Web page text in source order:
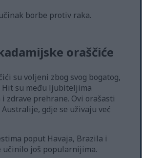
borbe protiv raka.
oraščiće
su voljeni zbog svog bogatog,
Hit su među ljubiteljima
zdrave prehrane. Ovi orašasti
gdje se uživaju već
poput Havaja, Brazila i
učinilo još popularnijima.